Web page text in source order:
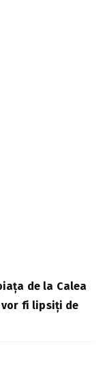
de la Calea
vor fi lipsiți de